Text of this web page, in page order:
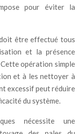
pour éviter la
être effectué tous
et la présence
opération simple
et à les nettoyer à
excessif peut réduire
du système.
nécessite une